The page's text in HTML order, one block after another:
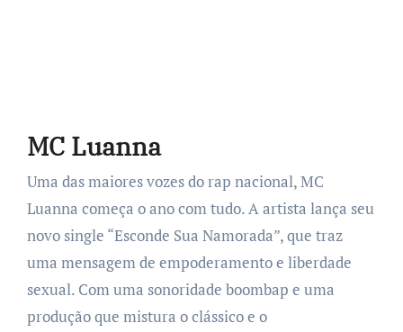
MC Luanna
Uma das maiores vozes do rap nacional, MC
Luanna começa o ano com tudo. A artista lança seu
novo single “Esconde Sua Namorada”, que traz
uma mensagem de empoderamento e liberdade
sexual. Com uma sonoridade boombap e uma
produção que mistura o clássico e o